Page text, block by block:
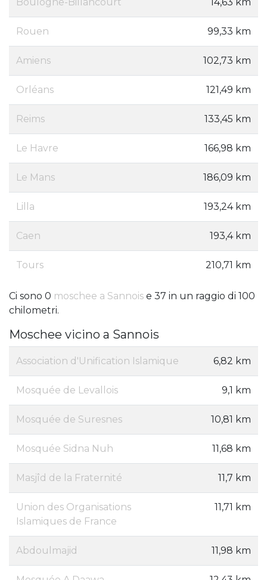
Rouen 99,33 km
Amiens 102,73 km
Orléans 121,49 km
Reims 133,45 km
Le Havre 166,98 km
Le Mans 186,09 km
Lilla 193,24 km
Caen 193,4 km
Tours 210,71 km
Ci sono 0 moschee a Sannois e 37 in un raggio di 100
chilometri.
Moschee vicino a Sannois
Association d'Unification Islamique 6,82 km
Mosquée de Levallois 9,1 km
Mosquée de Suresnes 10,81 km
Mosquée Sidna Nuh 11,68 km
Masjîd de la Fraternité 11,7 km
Union des Organisations
Islamiques de France
11,71 km
Abdoulmajid 11,98 km